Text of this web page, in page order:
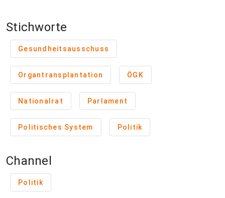
Stichworte
Gesundheitsausschuss
Organtransplantation ÖGK
Nationalrat Parlament
Politisches System Politik
Channel
Politik